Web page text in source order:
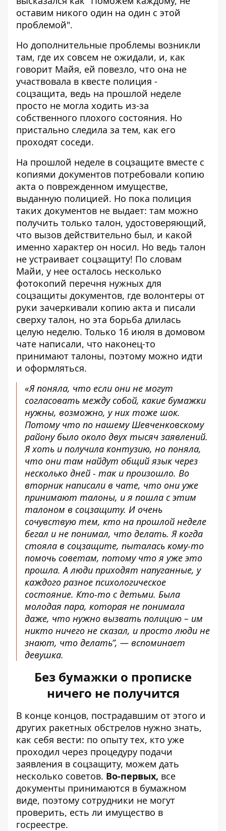
оставим никого один на один с этой
проблемой".
Но дополнительные проблемы возникли
там, где их совсем не ожидали, и, как
говорит Майя, ей повезло, что она не
участвовала в квесте полиция -
соцзащита, ведь на прошлой неделе
просто не могла ходить из-за
собственного плохого состояния. Но
пристально следила за тем, как его
проходят соседи.
На прошлой неделе в соцзащите вместе с
копиями документов потребовали копию
акта о поврежденном имуществе,
выданную полицией. Но пока полиция
таких документов не выдает: там можно
получить только талон, удостоверяющий,
что вызов действительно был, и какой
именно характер он носил. Но ведь талон
не устраивает соцзащиту! По словам
Майи, у нее осталось несколько
фотокопий перечня нужных для
соцзащиты документов, где волонтеры от
руки зачеркивали копию акта и писали
сверху талон, но эта борьба длилась
целую неделю. Только 16 июля в домовом
чате написали, что наконец-то
принимают талоны, поэтому можно идти
и оформляться.
«Я поняла, что если они не могут
согласовать между собой, какие бумажки
нужны, возможно, у них тоже шок.
Потому что по нашему Шевченковскому
району было около двух тысяч заявлений.
Я хоть и получила контузию, но поняла,
что они там найдут общий язык через
несколько дней - так и произошло. Во
вторник написали в чате, что они уже
принимают талоны, и я пошла с этим
талоном в соцзащиту. И очень
сочувствую тем, кто на прошлой неделе
бегал и не понимал, что делать. Я когда
стояла в соцзащите, пыталась кому-то
помочь советам, потому что я уже это
прошла. А люди приходят напуганные, у
каждого разное психологическое
состояние. Кто-то с детьми. Была
молодая пара, которая не понимала
даже, что нужно вызвать полицию – им
никто ничего не сказал, и просто люди не
знают, что делать”, — вспоминает
девушка.
Без бумажки о прописке
ничего не получится
В конце концов, пострадавшим от этого и
других ракетных обстрелов нужно знать,
как себя вести: по опыту тех, кто уже
проходил через процедуру подачи
заявления в соцзащиту, можем дать
несколько советов. Во-первых, все
документы принимаются в бумажном
виде, поэтому сотрудники не могут
проверить, есть ли имущество в
госреестре.